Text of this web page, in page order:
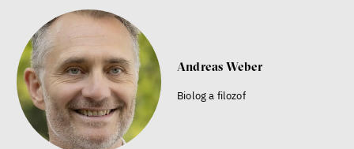
Andreas Weber
Biolog a filozof